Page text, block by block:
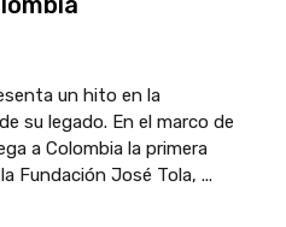
un hito en la
su legado. En el marco de
a Colombia la primera
Fundación José Tola, ...